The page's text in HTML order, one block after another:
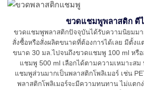
ขวดแชมพูพลาสติก ดี
ขวดแชมพูพลาสติกปัจจุบันได้รับความนิยมมา
สั่งซื้อหรือสั่งผลิตขนาดที่ต้องการได้เลย มีตั้ง
ขนาด 30 มล.ไปจนถึงขวดแชมพู 100 ml หรื
แชมพู 500 ml เลือกได้ตามความเหมาะส
แชมพูส่วนมากเป็นพลาสติกโพลิเมอร์ เช่น
พลาสติกโพลิเมอร์จะมีความทนทาน ไม่แตก